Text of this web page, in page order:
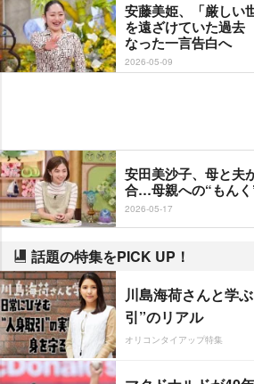
安藤美姫、「厳しい
を遠ざけていた過
なった一言告白へ
2026-05-09
安田美沙子、母と夫
合…母親への“もん
2026-05-17
話題の特集をPICK UP！
川島海荷さんと学
引”のリアル
オリコンタイアップ特集